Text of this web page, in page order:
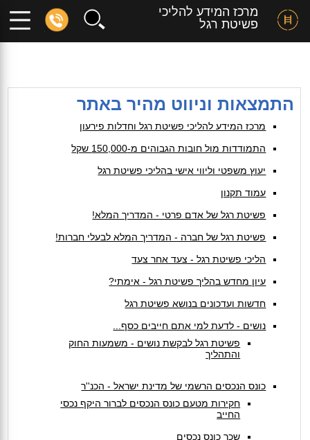
מרכז המידע להליכי
פשיטת רגל
התמצאות וניווט מהיר באתר
מרכז המידע להליכי פשיטת רגל וחדלות פירעון
התמודדות מול חובות הגבוהים מ-150,000 שקל
יעוץ משפטי וליווי אישי בהליכי פשיטת רגל
עמוד תקנון
פשיטת רגל של אדם פרטי - המדריך המלא!
פשיטת רגל של חברה - המדריך המלא לבעלי חברות!
הליכי פשיטת רגל - צעד אחר צעד
עיון מחדש בהליך פשיטת רגל - אימתי?
חדשות ועדכונים בנושא פשיטת רגל
נושים - לדעת למי אתם חייבים כסף...
פשיטת רגל לבקשת נושים - משמעות החוק
והתהליך
כונס הנכסים הרשמי של מדינת ישראל - הכנ''ר
חקירות מטעם כונס הנכסים לברור היקף נכסי
החייב
שכר כונס נכסים